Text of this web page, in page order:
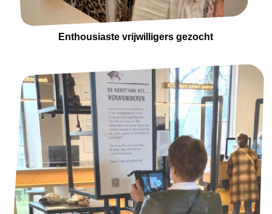
Enthousiaste vrijwilligers gezocht